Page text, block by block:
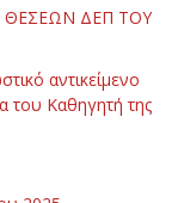
ΔΕΠ ΤΟΥ
αντικείμενο
του Καθηγητή της